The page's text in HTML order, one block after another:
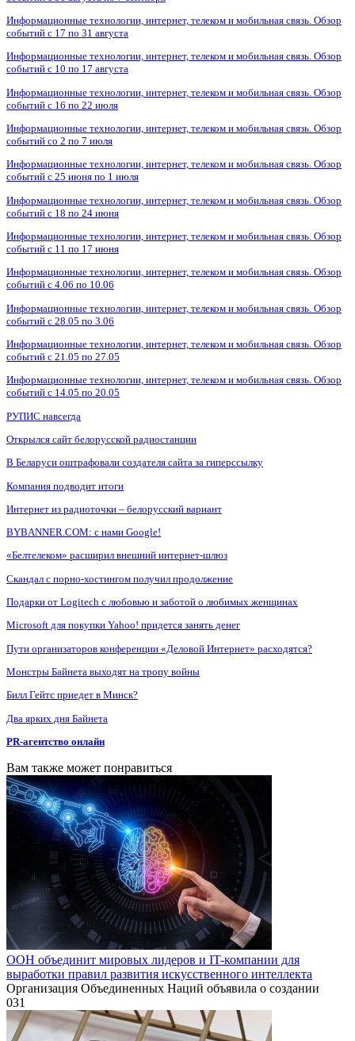
Информационные технологии, интернет, телеком и мобильная связь. Обзор
событий с 17 по 31 августа
Информационные технологии, интернет, телеком и мобильная связь. Обзор
событий с 10 по 17 августа
Информационные технологии, интернет, телеком и мобильная связь. Обзор
событий с 16 по 22 июля
Информационные технологии, интернет, телеком и мобильная связь. Обзор
событий со 2 по 7 июля
Информационные технологии, интернет, телеком и мобильная связь. Обзор
событий с 25 июня по 1 июля
Информационные технологии, интернет, телеком и мобильная связь. Обзор
событий с 18 по 24 июня
Информационные технологии, интернет, телеком и мобильная связь. Обзор
событий с 11 по 17 июня
Информационные технологии, интернет, телеком и мобильная связь. Обзор
событий с 4.06 по 10.06
Информационные технологии, интернет, телеком и мобильная связь. Обзор
событий с 28.05 по 3.06
Информационные технологии, интернет, телеком и мобильная связь. Обзор
событий с 21.05 по 27.05
Информационные технологии, интернет, телеком и мобильная связь. Обзор
событий с 14.05 по 20.05
РУПИС навсегда
Открылся сайт белорусской радиостанции
В Беларуси оштрафовали создателя сайта за гиперссылку
Компания подводит итоги
Интернет из радиоточки – белорусский вариант
BYBANNER.COM: c нами Google!
«Белтелеком» расширил внешний интернет-шлюз
Скандал с порно-хостингом получил продолжение
Подарки от Logitech с любовью и заботой о любимых женщинах
Microsoft для покупки Yahoo! придется занять денег
Пути организаторов конференции «Деловой Интернет» расходятся?
Монстры Байнета выходят на тропу войны
Билл Гейтс приедет в Минск?
Два ярких дня Байнета
PR-агентство онлайн
Вам также может понравиться
ООН объединит мировых лидеров и IT-компании для
выработки правил развития искусственного интеллекта
Организация Объединенных Наций объявила о создании
031